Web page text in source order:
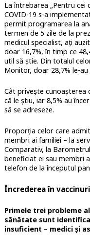
La întrebarea „Pentru cei
COVID-19 s-a
permit programarea la
termen de 5 zile de la
medicul specialist, ați
doar 16,7%, în timp ce
util să știe. Din totalul
Monitor, doar 28,7% le-
Cât privește cunoașterea
că le știu, iar 8,5% au
să se adreseze.
Proporția celor care
membri ai familiei – la
Comparativ, la
beneficiat ei sau membri
telefon de la începutul
Încrederea în vaccinuri
Primele trei probleme
sănătate sunt
insuficient – medici și